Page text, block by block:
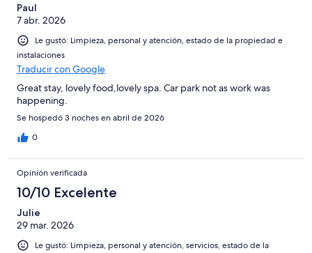
Paul
7 abr. 2026
Le gustó: Limpieza, personal y atención, estado de la propiedad e
instalaciones
Traducir con Google
Great stay, lovely food,lovely spa. Car park not as work was
happening.
Se hospedó 3 noches en abril de 2026
0
Opinión verificada
10/10 Excelente
Julie
29 mar. 2026
Le gustó: Limpieza, personal y atención, servicios, estado de la